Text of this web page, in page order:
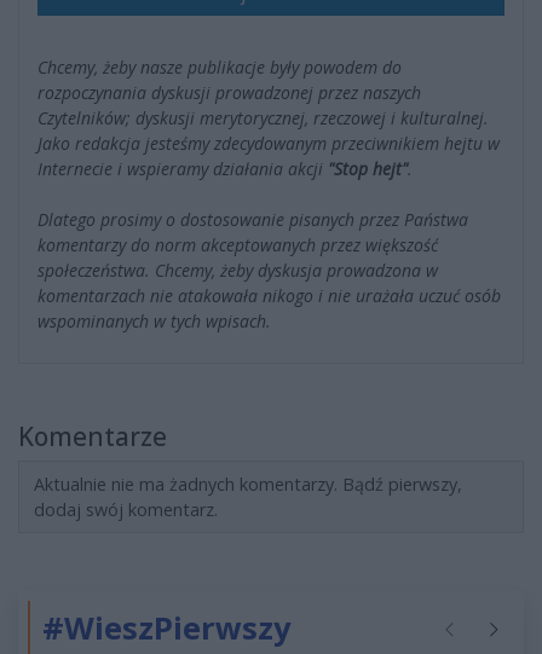
Chcemy, żeby nasze publikacje były powodem do
rozpoczynania dyskusji prowadzonej przez naszych
Czytelników; dyskusji merytorycznej, rzeczowej i kulturalnej.
Jako redakcja jesteśmy zdecydowanym przeciwnikiem hejtu w
Internecie i wspieramy działania akcji "Stop hejt".
Dlatego prosimy o dostosowanie pisanych przez Państwa
komentarzy do norm akceptowanych przez większość
społeczeństwa. Chcemy, żeby dyskusja prowadzona w
komentarzach nie atakowała nikogo i nie urażała uczuć osób
wspominanych w tych wpisach.
Komentarze
Aktualnie nie ma żadnych komentarzy. Bądź pierwszy,
dodaj swój komentarz.
#WieszPierwszy Poprzednie